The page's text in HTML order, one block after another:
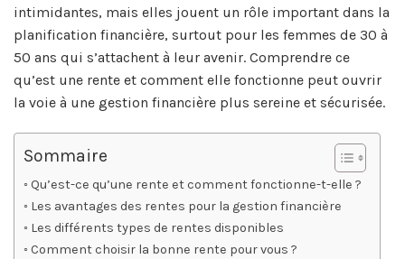
intimidantes, mais elles jouent un rôle important dans la
planification financière, surtout pour les femmes de 30 à
50 ans qui s’attachent à leur avenir. Comprendre ce
qu’est une rente et comment elle fonctionne peut ouvrir
la voie à une gestion financière plus sereine et sécurisée.
Sommaire
Qu’est-ce qu’une rente et comment fonctionne-t-elle ?
Les avantages des rentes pour la gestion financière
Les différents types de rentes disponibles
Comment choisir la bonne rente pour vous ?